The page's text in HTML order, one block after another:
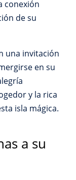
conexión
de su
una invitación
en su
y la rica
isla mágica.
a su